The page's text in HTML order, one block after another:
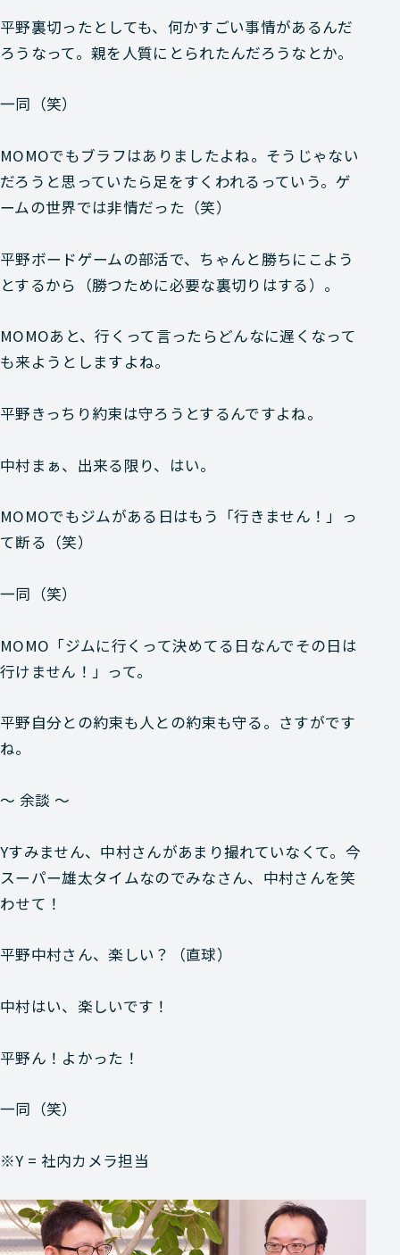
平野裏切ったとしても、何かすごい事情があるんだ
ろうなって。親を人質にとられたんだろうなとか。
一同 （笑）
MOMOでもブラフはありましたよね。そうじゃない
だろうと思っていたら足をすくわれるっていう。ゲ
ームの世界では非情だった（笑）
平野ボードゲームの部活で、ちゃんと勝ちにこよう
とするから（勝つために必要な裏切りはする）。
MOMOあと、行くって言ったらどんなに遅くなって
も来ようとしますよね。
平野きっちり約束は守ろうとするんですよね。
中村 まぁ、出来る限り、はい。
MOMOでもジムがある日はもう「行きません！」っ
て断る（笑）
一同 （笑）
MOMO 「ジムに行くって決めてる日なんでその日は
行けません！」って。
平野自分との約束も人との約束も守る。さすがです
ね。
〜 余談 〜
Yすみません、中村さんがあまり撮れていなくて。今
スーパー雄太タイムなのでみなさん、中村さんを笑
わせて！
平野中村さん、楽しい？（直球）
中村はい、楽しいです！
平野ん！よかった！
一同 （笑）
※Y = 社内カメラ担当